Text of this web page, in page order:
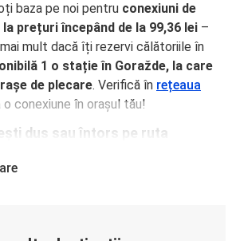
baza pe noi pentru conexiuni de
prețuri începând de la 99,36 lei –
mult dacă îți rezervi călătoriile în
1 o stație în Goražde, la care
de plecare. Verifică în rețeaua
conexiune în orașul tău!
dus sau întors pe ruta
confortabile la prețuri accesibile,